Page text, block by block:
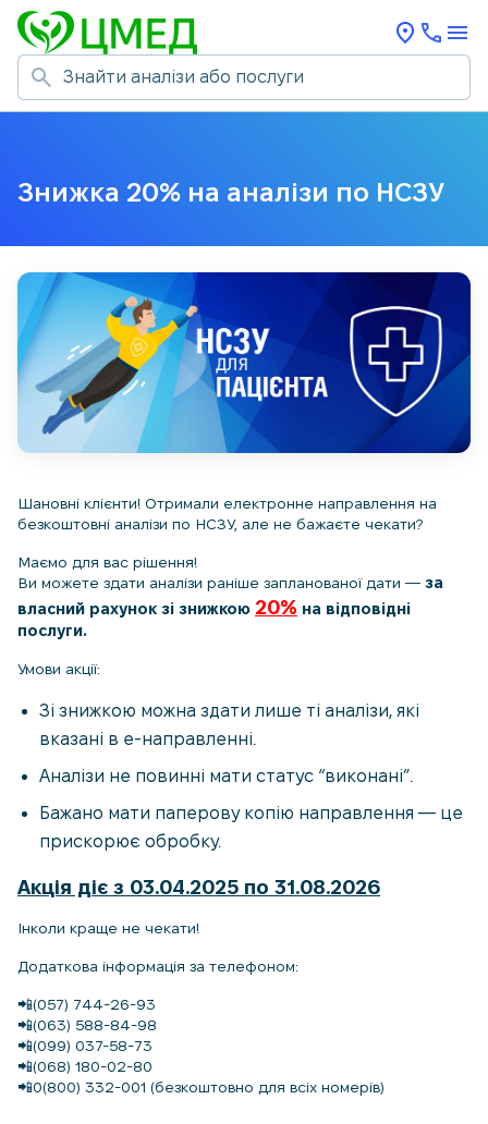
Знижка 20% на аналізи по НСЗУ
Шановні клієнти! Отримали електронне направлення на
безкоштовні аналізи по НСЗУ, але не бажаєте чекати?
Маємо для вас рішення!
Ви можете здати аналізи раніше запланованої дати — за
власний рахунок зі знижкою 20% на відповідні
послуги.
Умови акції:
Зі знижкою можна здати лише ті аналізи, які
вказані в е-направленні.
Аналізи не повинні мати статус “виконані”.
Бажано мати паперову копію направлення — це
прискорює обробку.
Акція діє з 03.04.2025 по 31.08.2026
Інколи краще не чекати!
Додаткова інформація за телефоном:
📲(057) 744-26-93
📲(063) 588-84-98
📲(099) 037-58-73
📲(068) 180-02-80
📲0(800) 332-001 (безкоштовно для всіх номерів)